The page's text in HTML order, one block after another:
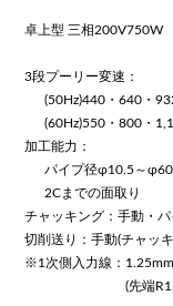
卓上型 三相200V750W
3段プーリー変速：
(50Hz)440・640・
(60Hz)550・800・
加工能力：
パイプ径φ10.5～
2Cまでの面取り
チャッキング：手動・
切削送り：手動(チャッ
※1次側入力線：
(先端